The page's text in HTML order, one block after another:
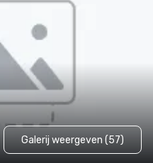
Galerij weergeven (57)